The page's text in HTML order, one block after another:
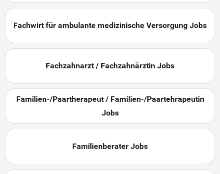
Fachwirt für ambulante medizinische Versorgung Jobs
Fachzahnarzt / Fachzahnärztin Jobs
Familien-/Paartherapeut / Familien-/Paartehrapeutin
Jobs
Familienberater Jobs